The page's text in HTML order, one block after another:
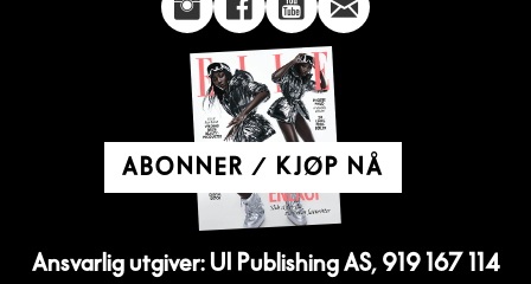
ABONNER / KJØP NÅ
Ansvarlig utgiver: UI Publishing AS, 919 167 114